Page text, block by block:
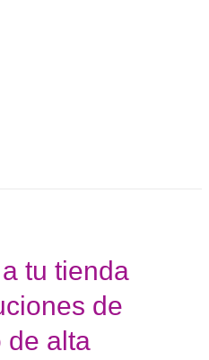
tu tienda
de
de alta